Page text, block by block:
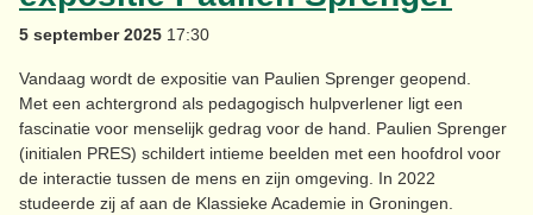
5 september 2025 17:30
Vandaag wordt de expositie van Paulien Sprenger geopend.
Met een achtergrond als pedagogisch hulpverlener ligt een
fascinatie voor menselijk gedrag voor de hand. Paulien Sprenger
(initialen PRES) schildert intieme beelden met een hoofdrol voor
de interactie tussen de mens en zijn omgeving. In 2022
studeerde zij af aan de Klassieke Academie in Groningen.